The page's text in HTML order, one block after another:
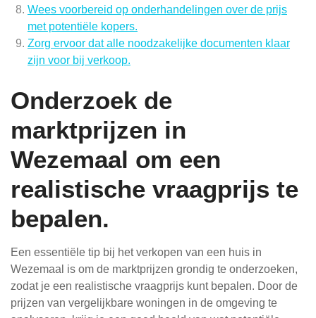
Wees voorbereid op onderhandelingen over de prijs
met potentiële kopers.
Zorg ervoor dat alle noodzakelijke documenten klaar
zijn voor bij verkoop.
Onderzoek de
marktprijzen in
Wezemaal om een
realistische vraagprijs te
bepalen.
Een essentiële tip bij het verkopen van een huis in
Wezemaal is om de marktprijzen grondig te onderzoeken,
zodat je een realistische vraagprijs kunt bepalen. Door de
prijzen van vergelijkbare woningen in de omgeving te